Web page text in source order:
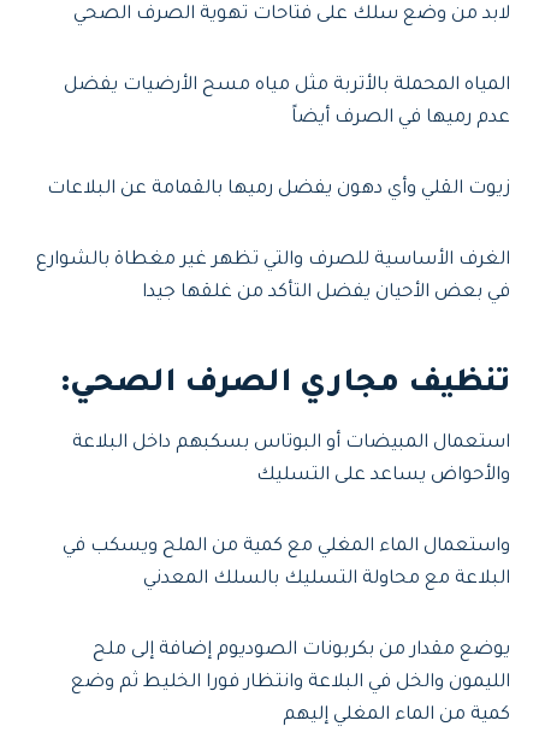
لابد من وضع سلك على فتاحات تهوية الصرف الصحي
المياه المحملة بالأتربة مثل مياه مسح الأرضيات يفضل
عدم رميها في الصرف أيضاً
زيوت القلي وأي دهون يفضل رميها بالقمامة عن البلاعات
الغرف الأساسية للصرف والتي تظهر غير مغطاة بالشوارع
في بعض الأحيان يفضل التأكد من غلقها جيدا
تنظيف مجاري الصرف الصحي:
استعمال المبيضات أو البوتاس بسكبهم داخل البلاعة
والأحواض يساعد على التسليك
واستعمال الماء المغلي مع كمية من الملح ويسكب في
البلاعة مع محاولة التسليك بالسلك المعدني
يوضع مقدار من بكربونات الصوديوم إضافة إلى ملح
الليمون والخل في البلاعة وانتظار فورا الخليط ثم وضع
كمية من الماء المغلي إليهم